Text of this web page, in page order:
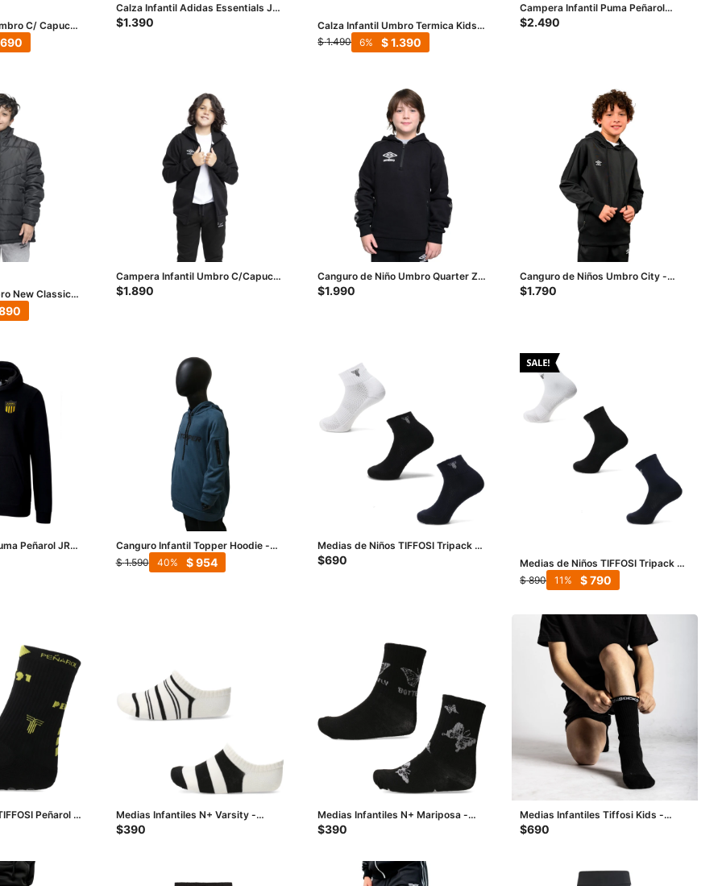
C/ Capucha
Calza Infantil Adidas Essentials JRS
- Negro - Blanco
$1.390
Calza Infantil Umbro Termica Kids -
Negro
$ 1.490 $ 1.390
6
Campera Infantil Puma Peñarol
Team Rise Tr.Poly Jkt - Negro -
$2.490
New Classic
Campera Infantil Umbro C/Capucha
Junior - Negro - Blanco
$1.890
Canguro de Niño Umbro Quarter Zip
Junior - Negro
$1.990
Canguro de Niños Umbro City -
Negro
$1.790
Peñarol JRS
Canguro Infantil Topper Hoodie -
Negro Petroleo
$ 1.590 $954
40
Medias de Niños TIFFOSI Tripack 3
Medio - Negro - Blanco
$690
Medias de Niños TIFFOSI Tripack 3
Alta - Negro - Blanco
$ 890 $790
11
Peñarol -
Medias Infantiles N+ Varsity -
Negro
$390
Medias Infantiles N+ Mariposa -
Negro - Gris
$390
Medias Infantiles Tiffosi Kids -
Negro
$690